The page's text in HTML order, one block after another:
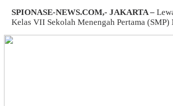
SPIONASE-NEWS.COM,- JAKARTA –
Kelas VII Sekolah Menengah Pertama (SMP)